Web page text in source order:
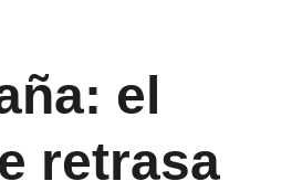
el
retrasa